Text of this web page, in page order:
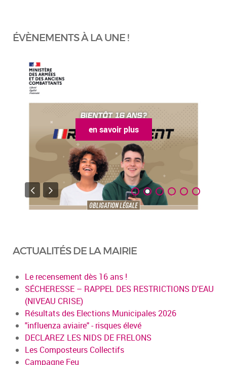
ÉVÈNEMENTS À LA UNE !
en savoir plus
ACTUALITÉS DE LA MAIRIE
Le recensement dès 16 ans !
SÉCHERESSE – RAPPEL DES RESTRICTIONS D'EAU
(NIVEAU CRISE)
Résultats des Elections Municipales 2026
"influenza aviaire" - risques élevé
DECLAREZ LES NIDS DE FRELONS
Les Composteurs Collectifs
Campagne Feu